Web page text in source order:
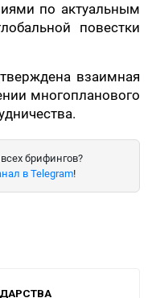
по актуальным
повестки
взаимная
многопланового
брифингов?
в Telegram!